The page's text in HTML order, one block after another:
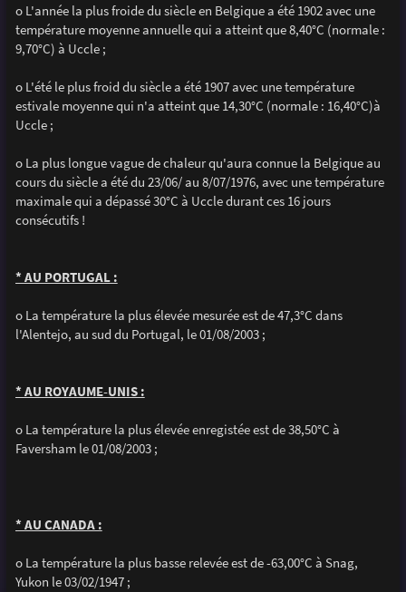
o L'année la plus froide du siècle en Belgique a été 1902 avec une
température moyenne annuelle qui a atteint que 8,40°C (normale :
9,70°C) à Uccle ;
o L'été le plus froid du siècle a été 1907 avec une température
estivale moyenne qui n'a atteint que 14,30°C (normale : 16,40°C)à
Uccle ;
o La plus longue vague de chaleur qu'aura connue la Belgique au
cours du siècle a été du 23/06/ au 8/07/1976, avec une température
maximale qui a dépassé 30°C à Uccle durant ces 16 jours
consécutifs !
* AU PORTUGAL :
o La température la plus élevée mesurée est de 47,3°C dans
l'Alentejo, au sud du Portugal, le 01/08/2003 ;
* AU ROYAUME-UNIS :
o La température la plus élevée enregistée est de 38,50°C à
Faversham le 01/08/2003 ;
* AU CANADA :
o La température la plus basse relevée est de -63,00°C à Snag,
Yukon le 03/02/1947 ;